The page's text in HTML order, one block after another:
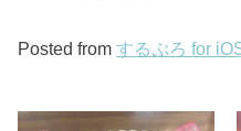
Posted fromするぷろ for